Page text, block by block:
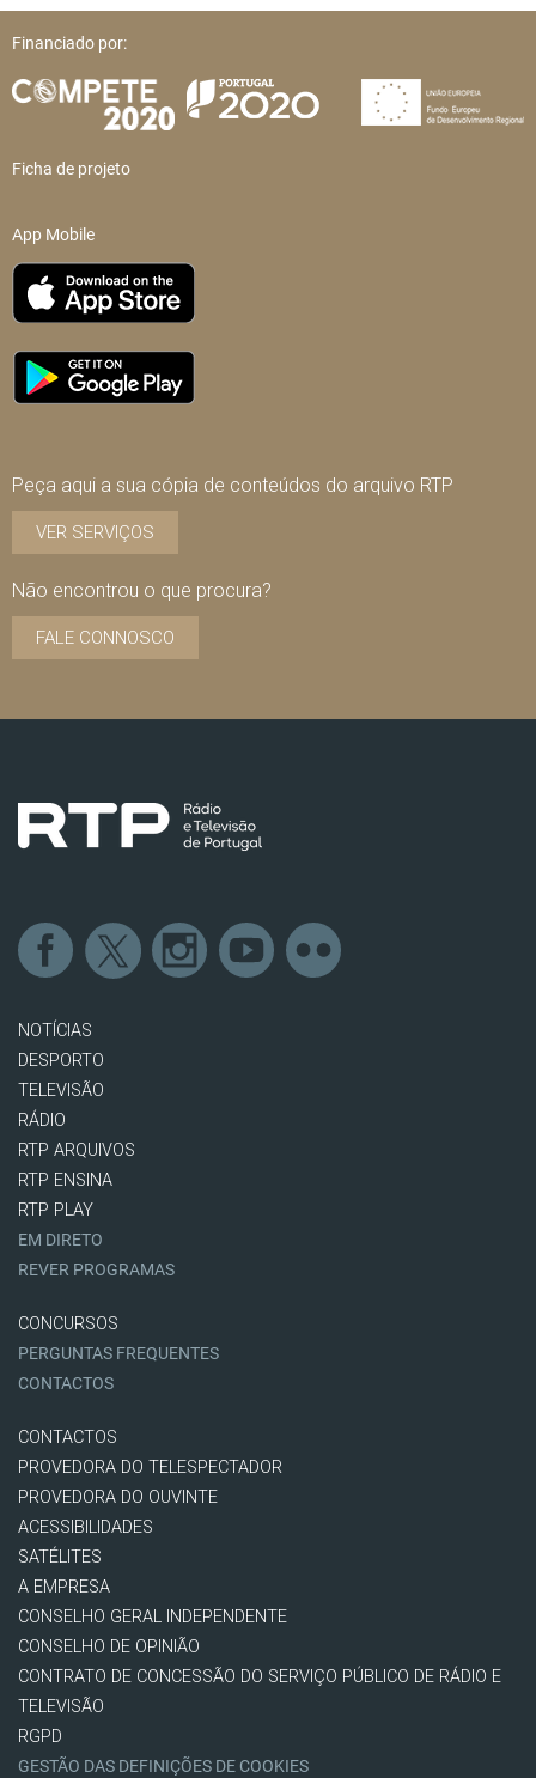
Financiado por:
Ficha de projeto
App Mobile
Peça aqui a sua cópia de conteúdos do arquivo RTP
VER SERVIÇOS
Não encontrou o que procura?
FALE CONNOSCO
NOTÍCIAS
DESPORTO
TELEVISÃO
RÁDIO
RTP ARQUIVOS
RTP ENSINA
RTP PLAY
EM DIRETO
REVER PROGRAMAS
CONCURSOS
PERGUNTAS FREQUENTES
CONTACTOS
CONTACTOS
PROVEDORA DO TELESPECTADOR
PROVEDORA DO OUVINTE
ACESSIBILIDADES
SATÉLITES
A EMPRESA
CONSELHO GERAL INDEPENDENTE
CONSELHO DE OPINIÃO
CONTRATO DE CONCESSÃO DO SERVIÇO PÚBLICO DE RÁDIO E
TELEVISÃO
RGPD
GESTÃO DAS DEFINIÇÕES DE COOKIES